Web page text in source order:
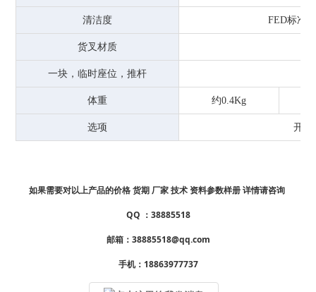
清洁度 FED标准
货叉材质
一块，临时座位，推杆
体重 约0.4Kg
选项 开/
如果需要对以上产品的价格 货期 厂家 技术 资料参数样册 详情请咨询
QQ ：38885518
邮箱：38885518@qq.com
手机：18863977737